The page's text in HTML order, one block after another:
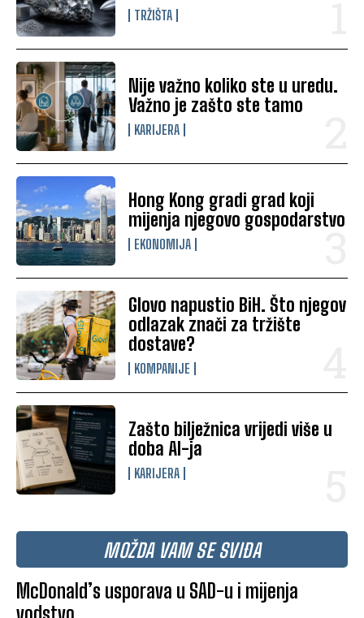
TRŽIŠTA
Nije važno koliko ste u uredu.
Važno je zašto ste tamo
KARIJERA
Hong Kong gradi grad koji
mijenja njegovo gospodarstvo
EKONOMIJA
Glovo napustio BiH. Što njegov
odlazak znači za tržište
dostave?
KOMPANIJE
Zašto bilježnica vrijedi više u
doba AI-ja
KARIJERA
MOŽDA VAM SE SVIĐA
McDonald’s usporava u SAD-u i mijenja